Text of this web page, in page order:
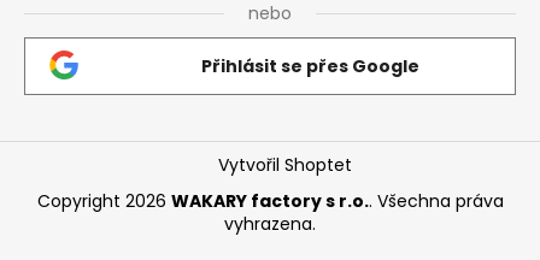
nebo
Přihlásit se přes Google
Vytvořil Shoptet
Copyright 2026 WAKARY factory s r.o.. Všechna práva
vyhrazena.